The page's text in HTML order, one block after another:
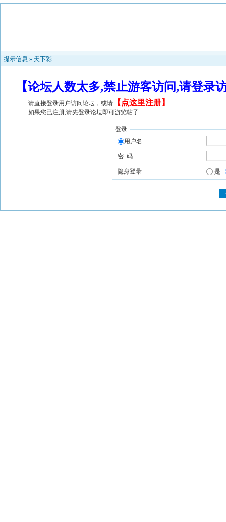
提示信息 » 天下彩
【论坛人数太多,禁止游客访问,请登
请直接登录用户访问论坛，或请 【 点这里注册】
如果您已注册,请先登录论坛即可游览帖子
登录
用户名
密 码
隐身登录 是